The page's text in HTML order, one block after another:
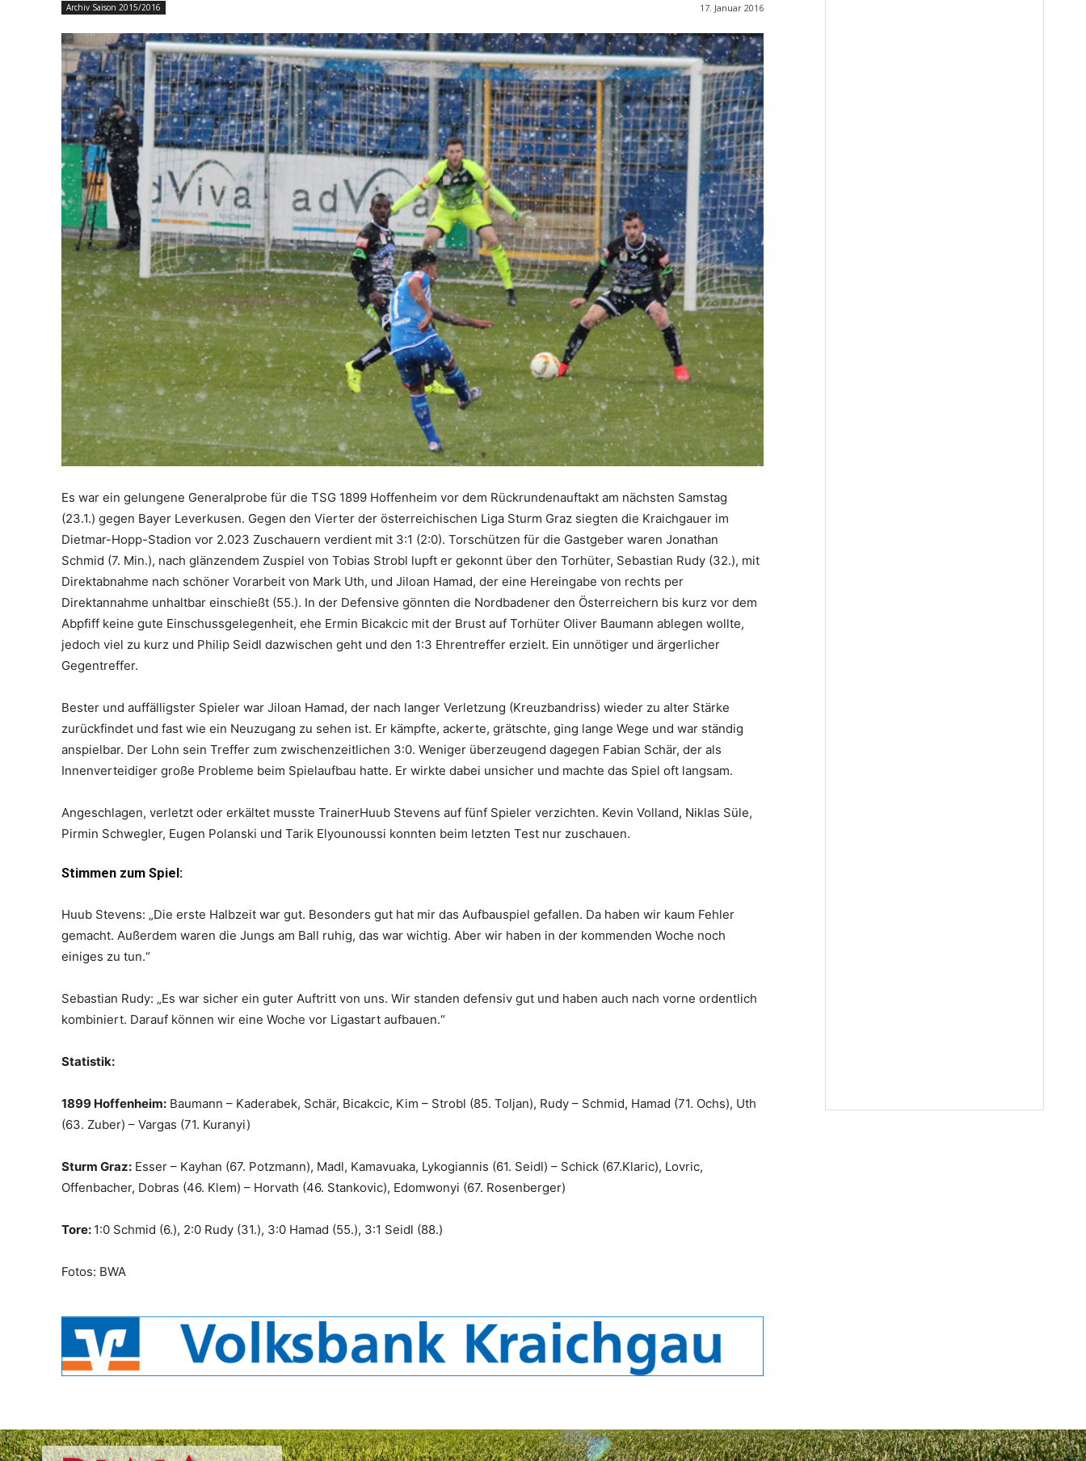
Archiv Saison 2015/2016 17. Januar 2016
Es war ein gelungene Generalprobe für die TSG 1899 Hoffenheim vor dem Rückrundenauftakt am nächsten Samstag
(23.1.) gegen Bayer Leverkusen. Gegen den Vierter der österreichischen Liga Sturm Graz siegten die Kraichgauer im
Dietmar-Hopp-Stadion vor 2.023 Zuschauern verdient mit 3:1 (2:0). Torschützen für die Gastgeber waren Jonathan
Schmid (7. Min.), nach glänzendem Zuspiel von Tobias Strobl lupft er gekonnt über den Torhüter, Sebastian Rudy (32.), mit
Direktabnahme nach schöner Vorarbeit von Mark Uth, und Jiloan Hamad, der eine Hereingabe von rechts per
Direktannahme unhaltbar einschießt (55.). In der Defensive gönnten die Nordbadener den Österreichern bis kurz vor dem
Abpfiff keine gute Einschussgelegenheit, ehe Ermin Bicakcic mit der Brust auf Torhüter Oliver Baumann ablegen wollte,
jedoch viel zu kurz und Philip Seidl dazwischen geht und den 1:3 Ehrentreffer erzielt. Ein unnötiger und ärgerlicher
Gegentreffer.
Bester und auffälligster Spieler war Jiloan Hamad, der nach langer Verletzung (Kreuzbandriss) wieder zu alter Stärke
zurückfindet und fast wie ein Neuzugang zu sehen ist. Er kämpfte, ackerte, grätschte, ging lange Wege und war ständig
anspielbar. Der Lohn sein Treffer zum zwischenzeitlichen 3:0. Weniger überzeugend dagegen Fabian Schär, der als
Innenverteidiger große Probleme beim Spielaufbau hatte. Er wirkte dabei unsicher und machte das Spiel oft langsam.
Angeschlagen, verletzt oder erkältet musste TrainerHuub Stevens auf fünf Spieler verzichten. Kevin Volland, Niklas Süle,
Pirmin Schwegler, Eugen Polanski und Tarik Elyounoussi konnten beim letzten Test nur zuschauen.
Stimmen zum Spiel:
Huub Stevens: „Die erste Halbzeit war gut. Besonders gut hat mir das Aufbauspiel gefallen. Da haben wir kaum Fehler
gemacht. Außerdem waren die Jungs am Ball ruhig, das war wichtig. Aber wir haben in der kommenden Woche noch
einiges zu tun.“
Sebastian Rudy: „Es war sicher ein guter Auftritt von uns. Wir standen defensiv gut und haben auch nach vorne ordentlich
kombiniert. Darauf können wir eine Woche vor Ligastart aufbauen.“
Statistik:
1899 Hoffenheim: Baumann – Kaderabek, Schär, Bicakcic, Kim – Strobl (85. Toljan), Rudy – Schmid, Hamad (71. Ochs), Uth
(63. Zuber) – Vargas (71. Kuranyi)
Sturm Graz: Esser – Kayhan (67. Potzmann), Madl, Kamavuaka, Lykogiannis (61. Seidl) – Schick (67.Klaric), Lovric,
Offenbacher, Dobras (46. Klem) – Horvath (46. Stankovic), Edomwonyi (67. Rosenberger)
Tore: 1:0 Schmid (6.), 2:0 Rudy (31.), 3:0 Hamad (55.), 3:1 Seidl (88.)
Fotos: BWA